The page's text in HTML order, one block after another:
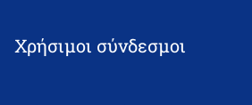
Χρήσιμοι σύνδεσμοι